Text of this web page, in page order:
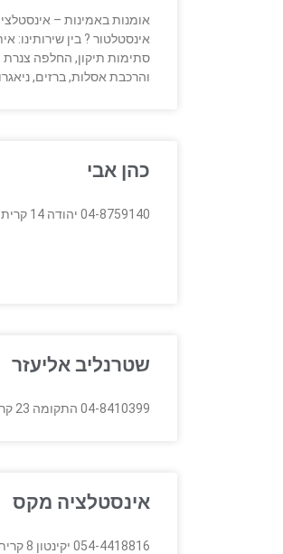
אומנות באמינות –
אינסטלטור ? בין שירותינו:
סתימות תיקון, החלפה צנרת
והרכבת אסלות, ברזים,
כהן אבי
04-8759140 יהודה 14 קרית ים
שטרנליב אליעזר
04-8410399 התקומה 23 קרית חיים
אינסטלציה מקס
054-4418816 יקינטון 8 קרית ביאליק